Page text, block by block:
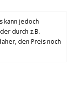
kann jedoch
durch z.B.
den Preis noch